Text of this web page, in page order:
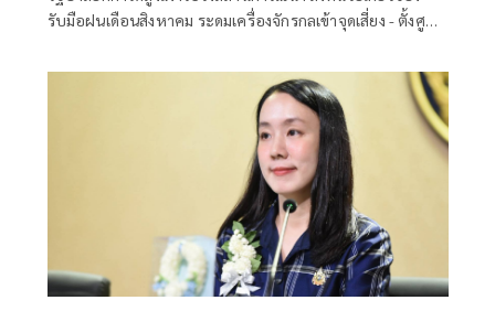
รับมือฝนเดือนสิงหาคม ระดมเครื่องจักรกลเข้าจุดเสี่ยง - ตั้งศูนย์